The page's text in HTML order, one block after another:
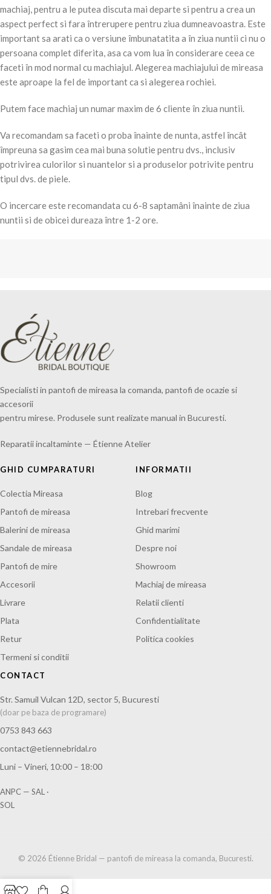
machiaj, pentru a le putea discuta mai departe si pentru a crea un
aspect perfect si fara întrerupere pentru ziua dumneavoastra. Este
important sa arati ca o versiune îmbunatatita a în ziua nuntii ci nu o
persoana complet diferita, asa ca vom lua în considerare ceea ce
faceti în mod normal cu machiajul. Alegerea machiajului de mireasa
este aproape la fel de important ca si alegerea rochiei.
Putem face machiaj un numar maxim de 6 cliente în ziua nuntii.
Va recomandam sa faceti o proba înainte de nunta, astfel încât
împreuna sa gasim cea mai buna solutie pentru dvs., inclusiv
potrivirea culorilor si nuantelor si a produselor potrivite pentru
tipul dvs. de piele.
O incercare este recomandata cu 6-8 saptamâni înainte de ziua
nuntii si de obicei dureaza între 1-2 ore.
Specialisti in pantofi de mireasa la comanda, pantofi de ocazie si
accesorii
pentru mirese. Produsele sunt realizate manual in Bucuresti.
Reparatii incaltaminte — Étienne Atelier
GHID CUMPARATURI
Colectia Mireasa
Pantofi de mireasa
Balerini de mireasa
Sandale de mireasa
Pantofi de mire
Accesorii
Livrare
Plata
Retur
Termeni si conditii
INFORMATII
Blog
Intrebari frecvente
Ghid marimi
Despre noi
Showroom
Machiaj de mireasa
Relatii clienti
Confidentialitate
Politica cookies
CONTACT
Str. Samuil Vulcan 12D, sector 5, Bucuresti
(doar pe baza de programare)
0753 843 663
contact@etiennebridal.ro
Luni – Vineri, 10:00 – 18:00
ANPC — SAL ·
SOL
© 2026 Étienne Bridal — pantofi de mireasa la comanda, Bucuresti.